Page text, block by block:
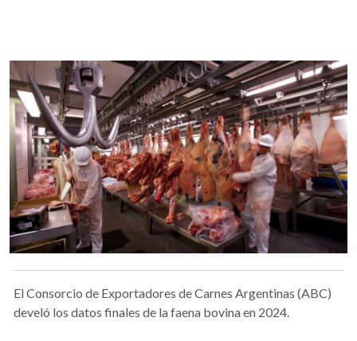
El Consorcio de Exportadores de Carnes Argentinas (ABC)
develó los datos finales de la faena bovina en 2024.